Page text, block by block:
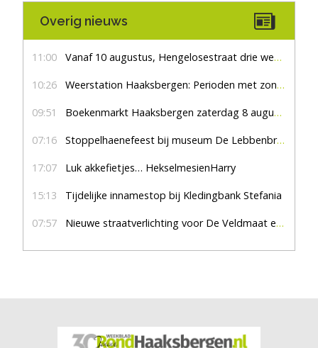
Overig nieuws
11:00 Vanaf 10 augustus, Hengelosestraat drie weken dicht voor doorgaand verkeer
10:26 Weerstation Haaksbergen: Perioden met zon en droog
09:51 Boekenmarkt Haaksbergen zaterdag 8 augustus, marktplein Haaksbergen
07:16 Stoppelhaenefeest bij museum De Lebbenbrugge
17:07 Luk akkefietjes… HekselmesienHarry
15:13 Tijdelijke innamestop bij Kledingbank Stefania
07:57 Nieuwe straatverlichting voor De Veldmaat en De Pas